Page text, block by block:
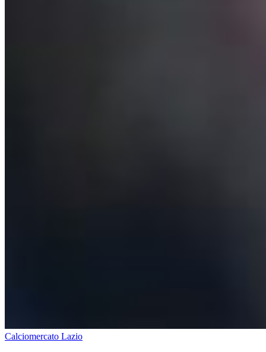
Calciomercato Lazio